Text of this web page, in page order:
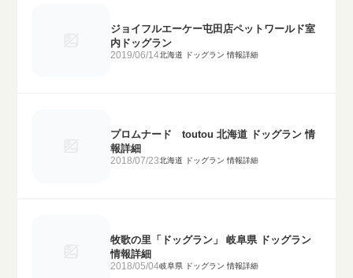
ジョイフルエーケー屯田店ペットワールド室
内ドッグラン
2019/06/14北海道 ドッグラン 情報詳細
プロムナード toutou 北海道 ドッグラン 情
報詳細
2018/07/23北海道 ドッグラン 情報詳細
牧歌の里「ドッグラン」 岐阜県 ドッグラン
情報詳細
2018/05/04岐阜県 ドッグラン 情報詳細